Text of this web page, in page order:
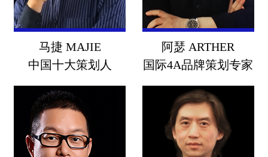
马捷 MAJIE
中国十大策划人
马捷 MAJIE
阿瑟 ARTHER
国际4A品牌策划专家
阿瑟 ARTHER